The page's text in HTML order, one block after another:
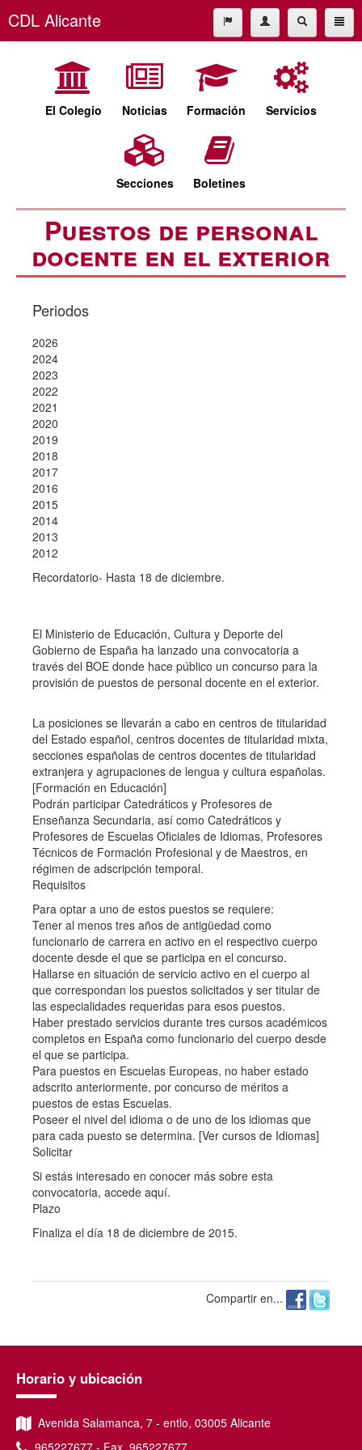
CDL Alicante
Formación
cdl@cdlalicante.org
El Colegio Noticias Formación Servicios
Secciones Boletines
Puestos de personal
docente en el exterior
Periodos
2026
2024
2023
2022
2021
2020
2019
2018
2017
2016
2015
2014
2013
2012
Recordatorio- Hasta 18 de diciembre.
El Ministerio de Educación, Cultura y Deporte del
Gobierno de España ha lanzado una convocatoria a
través del BOE donde hace público un concurso para la
provisión de puestos de personal docente en el exterior.
La posiciones se llevarán a cabo en centros de titularidad
del Estado español, centros docentes de titularidad mixta,
secciones españolas de centros docentes de titularidad
extranjera y agrupaciones de lengua y cultura españolas.
[Formación en Educación]
Podrán participar Catedráticos y Profesores de
Enseñanza Secundaria, así como Catedráticos y
Profesores de Escuelas Oficiales de Idiomas, Profesores
Técnicos de Formación Profesional y de Maestros, en
régimen de adscripción temporal.
Requisitos
Para optar a uno de estos puestos se requiere:
Tener al menos tres años de antigüedad como
funcionario de carrera en activo en el respectivo cuerpo
docente desde el que se participa en el concurso.
Hallarse en situación de servicio activo en el cuerpo al
que correspondan los puestos solicitados y ser titular de
las especialidades requeridas para esos puestos.
Haber prestado servicios durante tres cursos académicos
completos en España como funcionario del cuerpo desde
el que se participa.
Para puestos en Escuelas Europeas, no haber estado
adscrito anteriormente, por concurso de méritos a
puestos de estas Escuelas.
Poseer el nivel del idioma o de uno de los idiomas que
para cada puesto se determina. [Ver cursos de Idiomas]
Solicitar
Si estás interesado en conocer más sobre esta
convocatoria, accede aquí.
Plazo
Finaliza el día 18 de diciembre de 2015.
Compartir en...
Horario y ubicación
Avenida Salamanca, 7 - entlo, 03005 Alicante
965227677 - Fax. 965227677